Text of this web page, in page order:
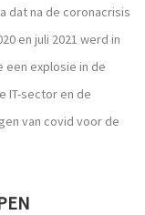
dat na de coronacrisis
en juli 2021 werd in
een explosie in de
IT-sector en de
van covid voor de